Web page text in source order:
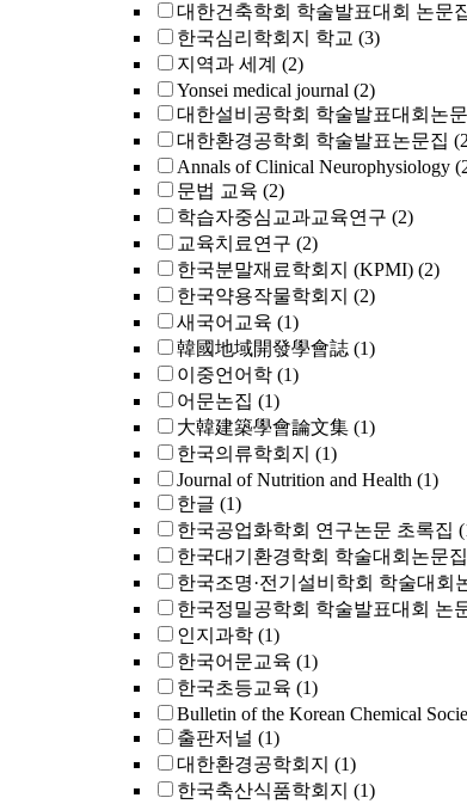
대한건축학회 학술발표대회 논문
한국심리학회지 학교 (3)
지역과 세계 (2)
Yonsei medical journal (2)
대한설비공학회 학술발표대회논
대한환경공학회 학술발표논문집
Annals of Clinical Neurophysiology
문법 교육 (2)
학습자중심교과교육연구 (2)
교육치료연구 (2)
한국분말재료학회지 (KPMI) (2)
한국약용작물학회지 (2)
새국어교육 (1)
韓國地域開發學會誌 (1)
이중언어학 (1)
어문논집 (1)
大韓建築學會論文集 (1)
한국의류학회지 (1)
Journal of Nutrition and Health (1)
한글 (1)
한국공업화학회 연구논문 초록집
한국대기환경학회 학술대회논문집
한국조명·전기설비학회 학술대회
한국정밀공학회 학술발표대회 논
인지과학 (1)
한국어문교육 (1)
한국초등교육 (1)
Bulletin of the Korean Chemical
출판저널 (1)
대한환경공학회지 (1)
한국축산식품학회지 (1)